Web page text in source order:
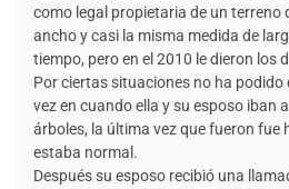
como legal propietaria de un terreno
ancho y casi la misma medida de
tiempo, pero en el 2010 le dieron los
Por ciertas situaciones no ha podido
vez en cuando ella y su esposo iban
árboles, la última vez que fueron fue
estaba normal.
Después su esposo recibió una